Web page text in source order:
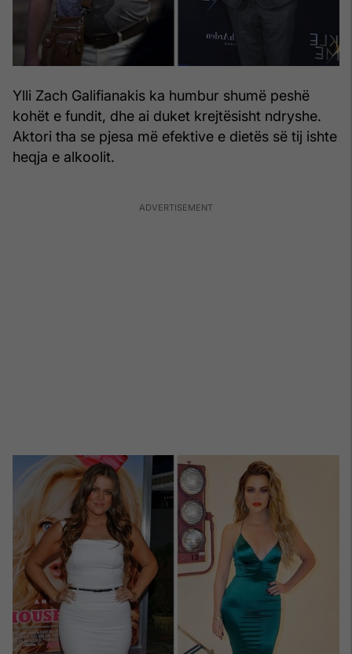
Ylli Zach Galifianakis ka humbur shumë peshë
kohët e fundit, dhe ai duket krejtësisht ndryshe.
Aktori tha se pjesa më efektive e dietës së tij ishte
heqja e alkoolit.